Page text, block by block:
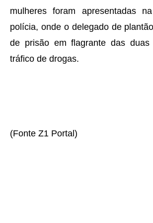
mulheres foram apresentadas
polícia, onde o delegado de
de prisão em flagrante das
tráfico de drogas.
(Fonte Z1 Portal)